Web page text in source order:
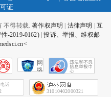
证
不得转载.著作权声明 法律声明
互
-2019-0162)|投诉、举报、维权邮
网
络
会
征
31010402000321